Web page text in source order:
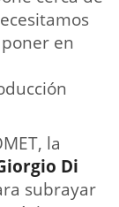
en
la
Di
subrayar